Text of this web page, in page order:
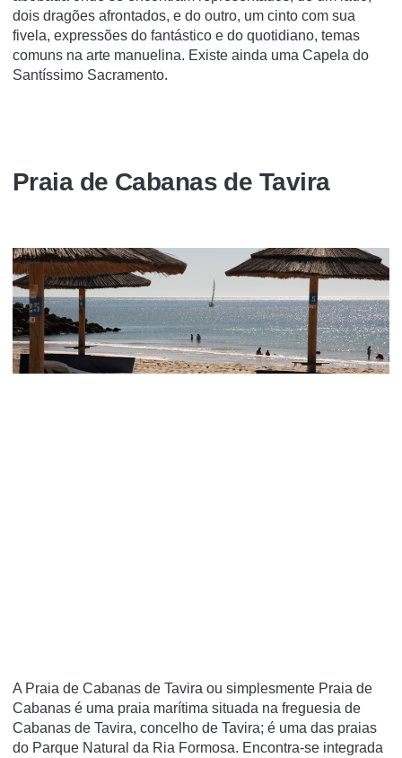
dois dragões afrontados, e do outro, um cinto com sua
fivela, expressões do fantástico e do quotidiano, temas
comuns na arte manuelina. Existe ainda uma Capela do
Santí­ssimo Sacramento.
Praia de Cabanas de Tavira
A Praia de Cabanas de Tavira ou simplesmente Praia de
Cabanas é uma praia marí­tima situada na freguesia de
Cabanas de Tavira, concelho de Tavira; é uma das praias
do Parque Natural da Ria Formosa. Encontra-se integrada